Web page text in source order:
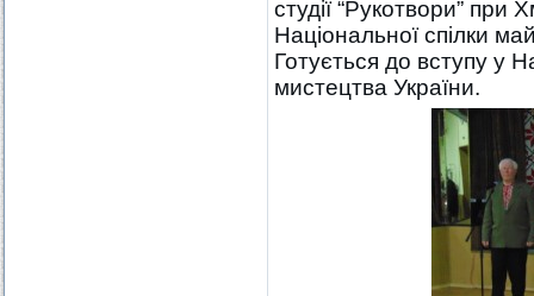
студії “Рукотвори”
Національної спілки
Готується до вступу у
мистецтва України.